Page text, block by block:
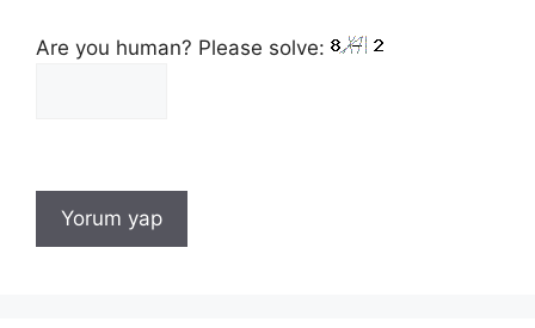
Are you human? Please solve: